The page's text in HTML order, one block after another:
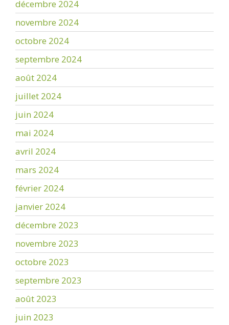
décembre 2024
novembre 2024
octobre 2024
septembre 2024
août 2024
juillet 2024
juin 2024
mai 2024
avril 2024
mars 2024
février 2024
janvier 2024
décembre 2023
novembre 2023
octobre 2023
septembre 2023
août 2023
juin 2023